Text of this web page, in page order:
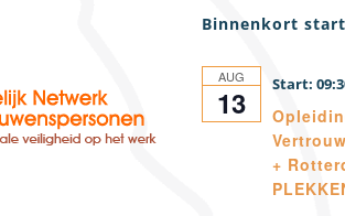
Binnenkort
AUG
13
+